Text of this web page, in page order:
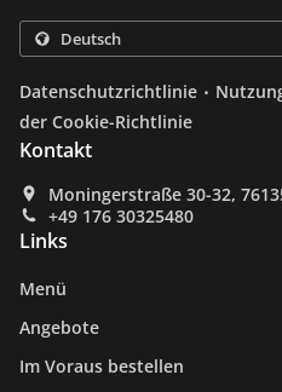
Datenschutzrichtlinie .
der Cookie-Richtlinie
Kontakt
Moningerstraße 30-32,
+49 176 30325480
Links
Menü
Angebote
Im Voraus bestellen